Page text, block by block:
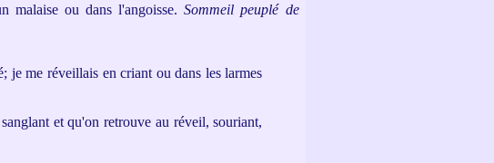
malaise ou dans l'angoisse.Sommeil peuplé de
je me réveillais en criant ou dans les larmes
et qu'on retrouve au réveil, souriant,